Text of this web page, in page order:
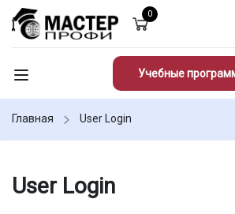
0
Учебные
Главная User Login
User Login